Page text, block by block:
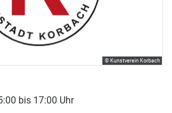
bis 17:00 Uhr
© Kunstverein Korbach